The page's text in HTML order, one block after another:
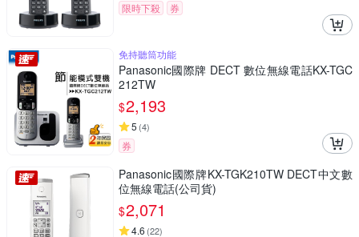
限時下殺 券
免持聽筒功能
Panasonic國際牌 DECT 數位無線電話KX-TGC
212TW
$2,193
5 (4)
券
Panasonic國際牌KX-TGK210TW DECT中文數
位無線電話(公司貨)
$2,071
4.6 (22)